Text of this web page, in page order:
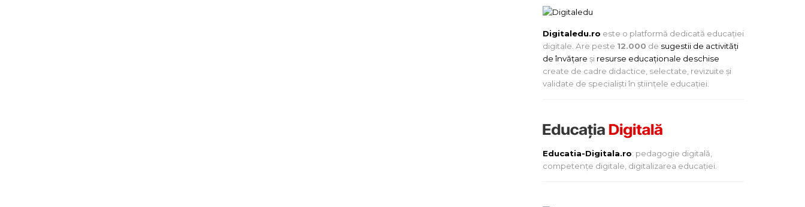
Digitaledu.ro este o platformă dedicată educației
digitale. Are peste 12.000 de sugestii de activități
de învățare și resurse educaționale deschise
create de cadre didactice, selectate, revizuite și
validate de specialiști în științele educației.
Educatia-Digitala.ro: pedagogie digitală,
competențe digitale, digitalizarea educației.